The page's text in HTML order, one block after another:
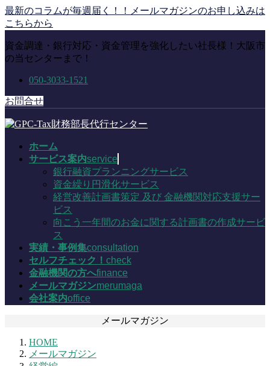
コ
ン
ン
ツ
動
ナ
ビ
ー
シ
に
移
動
最新のコラムが毎週届く！！メールマガジンのお申し込みは
こちらから
資金調達・銀行対応・資金管理を強化したい社長様！大阪市
の当センターまで！
050-3033-1521
お問合せ
ホーム
サービス案内service
銀行融資プランニングサービス
資金繰り円滑化サービス
経営改善計画書策定 及び 金融機関対応支援サー
ビス
向こう一年間のお金に関する計画書の作成サービ
ス
実績・事例集consultation
セルフチェック！ check
金融機関の方へfinance
メールマガジンmerumaga
会社案内office
メールマガジン
HOME
メールマガジン